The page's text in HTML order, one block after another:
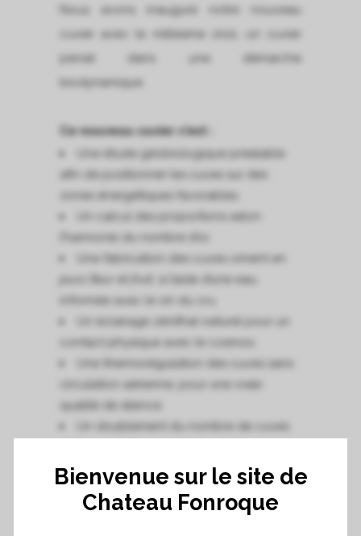
Nous avons inauguré notre nouveau
cuvier avec le millésime 2021, un cuvier
pensé dans une démarche
biodynamique.
Ce nouveau cuvier c’est :
Une étude géobiologique préalable
afin de positionner les cuves sur des
zones énergétiques favorables.
Un calcul des proportions selon
l’harmonie du nombre d’or.
Une fabrication des cuves ciment en
jours fleur
, à l’aide d’une eau
informée avec le vin du cru.
Un éclairage zénithal naturel pour un
contact physique avec le cosmos.
Une thermorégulation des cuves sans
circulation aérienne, pour une vraie
qualité de silence.
Un doublement du nombre de cuves
précision et des extractions douces.
Bienvenue sur le site de
Chateau Fonroque